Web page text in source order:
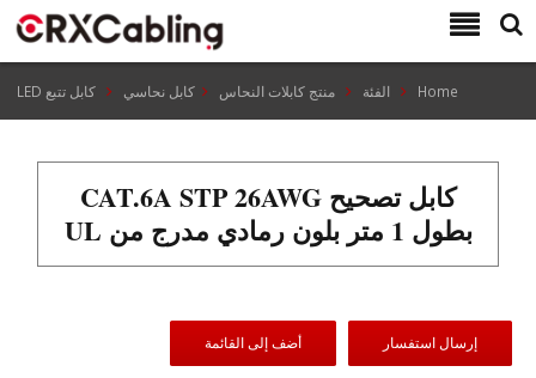
Home الفئة منتج كابلات النحاس كابل نحاسي كابل تتبع LED
كابل تصحيح CAT.6A STP 26AWG
بطول 1 متر بلون رمادي مدرج من UL
إرسال استفسار أضف إلى القائمة